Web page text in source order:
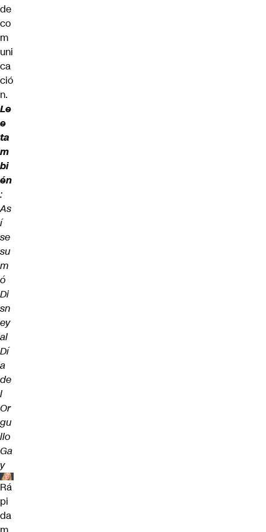
de
co
m
uni
ca
ció
n.
Le
e
ta
m
bi
én
:
As
í
se
su
m
ó
Di
sn
ey
al
Dí
a
de
l
Or
gu
llo
Ga
y
Rá
pi
da